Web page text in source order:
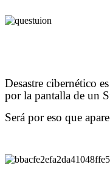
Desastre cibernético
por la pantalla de un
Será por eso que